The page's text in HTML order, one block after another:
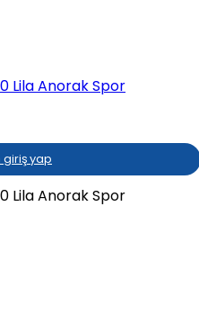
Lila Anorak Spor
giriş yap
Lila Anorak Spor